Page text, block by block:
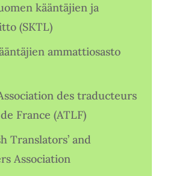
kääntäjien ja
(SKTL)
ammattiosasto
des traducteurs
France (ATLF)
Translators’ and
Association